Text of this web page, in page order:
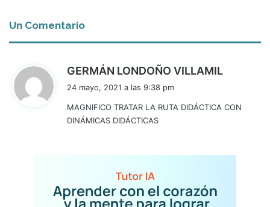
Un Comentario
GERMÁN LONDOÑO VILLAMIL
e
24 mayo, 2021 a las 9:38 pm
MAGNIFICO TRATAR LA RUTA DIDÁCTICA CON
DINÁMICAS DIDÁCTICAS